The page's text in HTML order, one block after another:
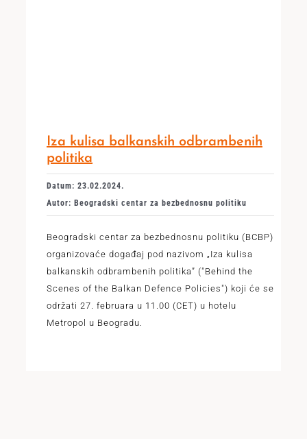
Iza kulisa balkanskih odbrambenih
politika
Datum: 23.02.2024.
Autor: Beogradski centar za bezbednosnu politiku
Beogradski centar za bezbednosnu politiku (BCBP)
organizovaće događaj pod nazivom „Iza kulisa
balkanskih odbrambenih politika” ("Behind the
Scenes of the Balkan Defence Policies") koji će se
održati 27. februara u 11.00 (CET) u hotelu
Metropol u Beogradu.